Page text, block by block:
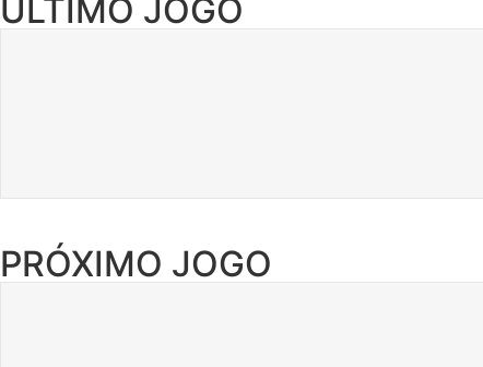
ÚLTIMO JOGO
PRÓXIMO JOGO